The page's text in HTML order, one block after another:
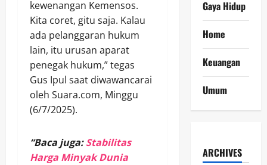
kewenangan Kemensos.
Kita coret, gitu saja. Kalau
ada pelanggaran hukum
lain, itu urusan aparat
penegak hukum,” tegas
Gus Ipul saat diwawancarai
oleh Suara.com, Minggu
(6/7/2025).
“Baca juga:Stabilitas
Harga Minyak Dunia
Gaya Hidup
Home
Keuangan
Umum
ARCHIVES